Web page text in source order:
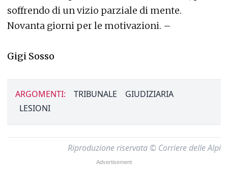
soffrendo di un vizio parziale di mente.
Novanta giorni per le motivazioni. –
Gigi Sosso
ARGOMENTI: TRIBUNALE
GIUDIZIARIA
LESIONI
Riproduzione riservata © Corriere delle Alpi